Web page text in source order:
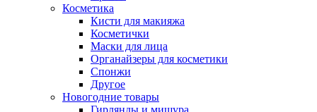
Косметика
Кисти для макияжа
Косметички
Маски для лица
Органайзеры для косметики
Спонжи
Другое
Новогодние товары
Гирлянды и мишура